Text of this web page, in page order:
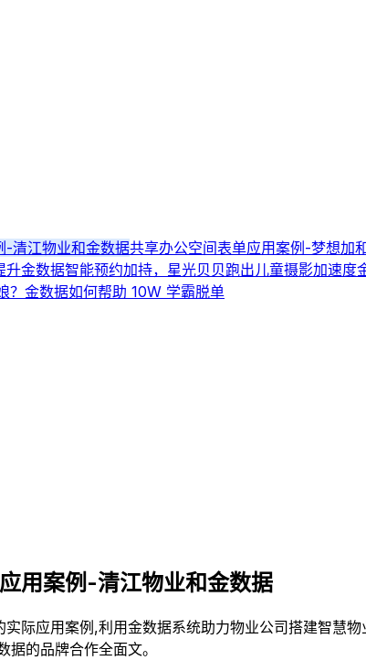
-清江物业和金数据共享办公空间表单应用案例-梦想加
升金数据智能预约加持，星光贝贝跑出儿童摄影加速度
？金数据如何帮助 10W 学霸脱单
用案例-清江物业和金数据
际应用案例,利用金数据系统助力物业公司搭建智慧
据的品牌合作全面文。